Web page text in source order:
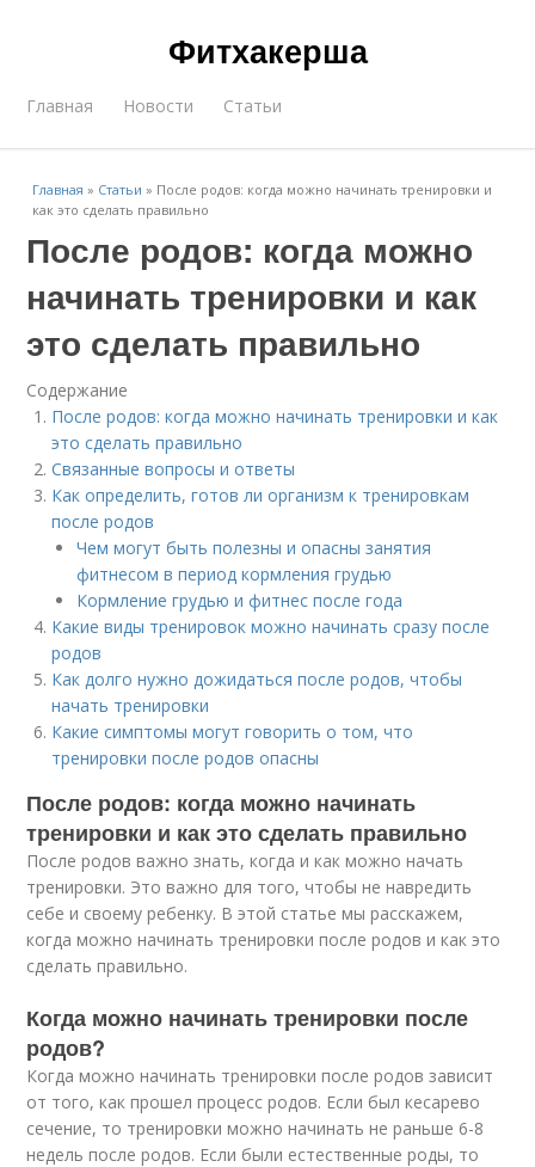
Фитхакерша
Главная Новости Статьи
Главная » Статьи » После родов: когда можно начинать тренировки и
как это сделать правильно
После родов: когда можно
начинать тренировки и как
это сделать правильно
Содержание
После родов: когда можно начинать тренировки и как
это сделать правильно
Связанные вопросы и ответы
Как определить, готов ли организм к тренировкам
после родов
Чем могут быть полезны и опасны занятия
фитнесом в период кормления грудью
Кормление грудью и фитнес после года
Какие виды тренировок можно начинать сразу после
родов
Как долго нужно дожидаться после родов, чтобы
начать тренировки
Какие симптомы могут говорить о том, что
тренировки после родов опасны
После родов: когда можно начинать
тренировки и как это сделать правильно
После родов важно знать, когда и как можно начать
тренировки. Это важно для того, чтобы не навредить
себе и своему ребенку. В этой статье мы расскажем,
когда можно начинать тренировки после родов и как это
сделать правильно.
Когда можно начинать тренировки после
родов?
Когда можно начинать тренировки после родов зависит
от того, как прошел процесс родов. Если был кесарево
сечение, то тренировки можно начинать не раньше 6-8
недель после родов. Если были естественные роды, то